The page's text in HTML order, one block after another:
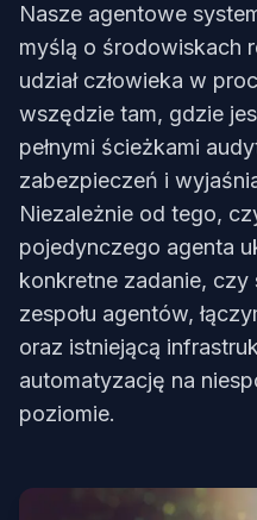
Nasze agentowe
myślą o środowiskach
udział człowieka w
wszędzie tam, gdzie
pełnymi ścieżkami
zabezpieczeń i
Niezależnie od tego,
pojedynczego agenta
konkretne zadanie,
zespołu agentów,
oraz istniejącą
automatyzację na
poziomie.